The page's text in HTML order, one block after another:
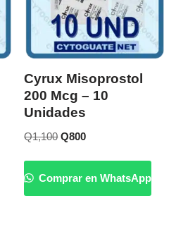
Cyrux Misoprostol
200 Mcg – 10
Unidades
Q1,100 Q800
Comprar en WhatsApp